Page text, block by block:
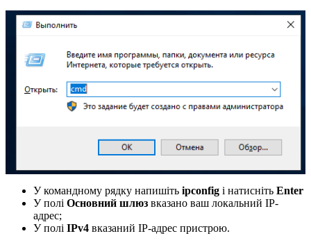
У командному рядку напишіть ipconfig і натисніть Enter
У полі Основний шлюз вказано ваш локальний IP-
адрес;
У полі IPv4 вказаний IP-адрес пристрою.